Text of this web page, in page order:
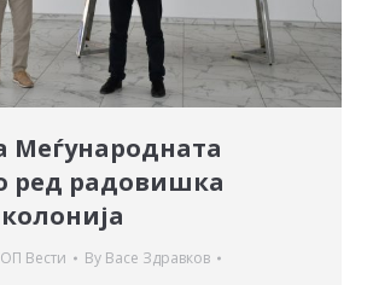
Меѓународната
ред радовишка
Вести By Васе Здравков